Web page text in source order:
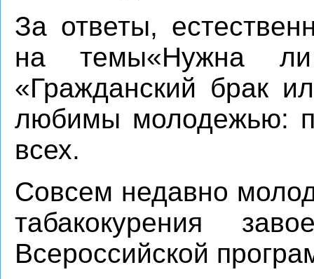
За ответы,
на темы«Нужна ли
«Гражданский брак
любимы молодежью:
всех.
Совсем недавно
табакокурения
Всероссийской